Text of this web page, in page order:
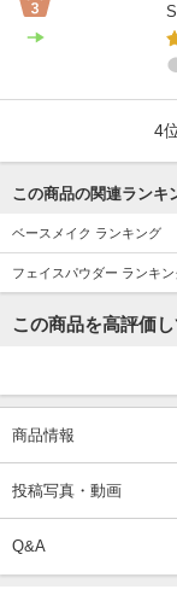
4
この商品の関連ランキ
ベースメイク ランキング
フェイスパウダー ランキン
この商品を高評価
商品情報
投稿写真・動画
Q&A